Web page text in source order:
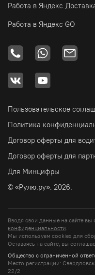
Работа в
Работа в Яндекс GO
Пользовательское
Политика
Договор оферты для
Договор оферты для
Для Минцифры
© «Рулю.ру». 2026.
Вводя свои данные на сайте вы
конфиденциальности
Мы используем cookies для
Оставаясь на сайте, вы
Общество с ограниченной
Место регистрации:
22/2